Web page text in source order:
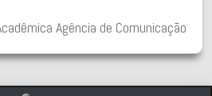
Agência de Comunicação